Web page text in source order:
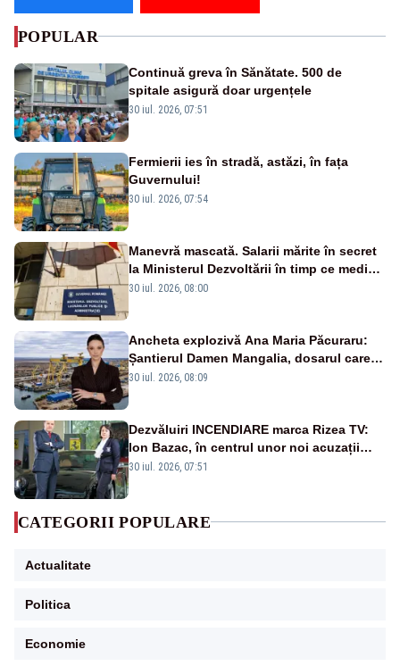
POPULAR
Continuă greva în Sănătate. 500 de
spitale asigură doar urgențele
30 iul. 2026, 07:51
Fermierii ies în stradă, astăzi, în fața
Guvernului!
30 iul. 2026, 07:54
Manevră mascată. Salarii mărite în secret
la Ministerul Dezvoltării în timp ce medicii
ies în stradă
30 iul. 2026, 08:00
Ancheta explozivă Ana Maria Păcuraru:
Șantierul Damen Mangalia, dosarul care
scufundă apărarea României
30 iul. 2026, 08:09
Dezvăluiri INCENDIARE marca Rizea TV:
Ion Bazac, în centrul unor noi acuzații
publice
30 iul. 2026, 07:51
CATEGORII POPULARE
Actualitate
Politica
Economie